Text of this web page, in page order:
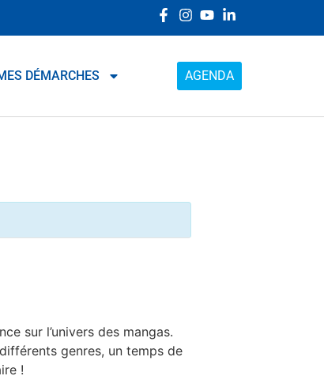
DÉMARCHES AGENDA
sur l’univers des mangas.
genres, un temps de
!